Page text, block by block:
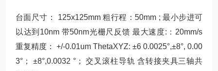
台面尺寸： 125x125mm 粗行程：50mm ; 最小步进可
以达到10nm 带50nm光栅尺反馈 最大速度:：20mm/s
重复精度： +/-0.01um ThetaXYZ: ±6 0.0025°,±8°, 0.00
3°； ±8°,0.0032 °； 交叉滚柱导轨 含转接夹具三轴共